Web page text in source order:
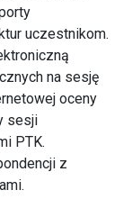
uczestnikom.
na sesję
oceny
sesji
PTK.
z